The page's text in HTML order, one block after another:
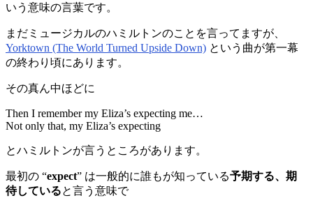
いう意味の言葉です。
まだミュージカルのハミルトンのことを言ってますが、
Yorktown (The World Turned Upside Down) という曲が第一幕
の終わり頃にあります。
その真ん中ほどに
Then I remember my Eliza’s expecting me…
Not only that, my Eliza’s expecting
とハミルトンが言うところがあります。
最初の “expect” は一般的に誰もが知っている予期する、期
待していると言う意味で